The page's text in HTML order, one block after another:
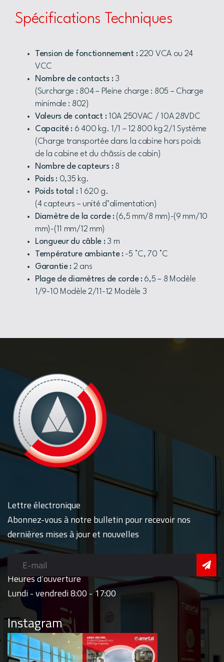
Spécifications Techniques
Tension de fonctionnement :220 VCA ou 24
VCC
Nombre de contacts :3
(Surcharge : 804 – Pleine charge : 805 – Charge
minimale : 802)
Valeurs de contact :10A 250VAC / 10A 28VDC
Capacité : 6 400 kg. 1/1 – 12 800 kg 2/1 Système
(Charge transportée dans la cabine hors poids
de la cabine et du châssis de cabin)
Nombre de capteurs :8
Poids :0,35 kg.
Poids total :1 620 g.
(4 capteurs – unité d’alimentation)
Diamètre de la corde :(6,5 mm/8 mm)-(9 mm/10
mm)-(11 mm/12 mm)
Longueur du câble :3 m
Température ambiante :-5 °C, 70 °C
Garantie : 2 ans
Plage de diamètres de corde :6,5 – 8 Modèle
1/9-10 Modèle 2/11-12 Modèle 3
Lettre électronique
Abonnez-vous à notre bulletin pour recevoir nos
dernières mises à jour et nouvelles
Heures d’ouverture
Lundi - vendredi 8:00 - 17:00
Instagram